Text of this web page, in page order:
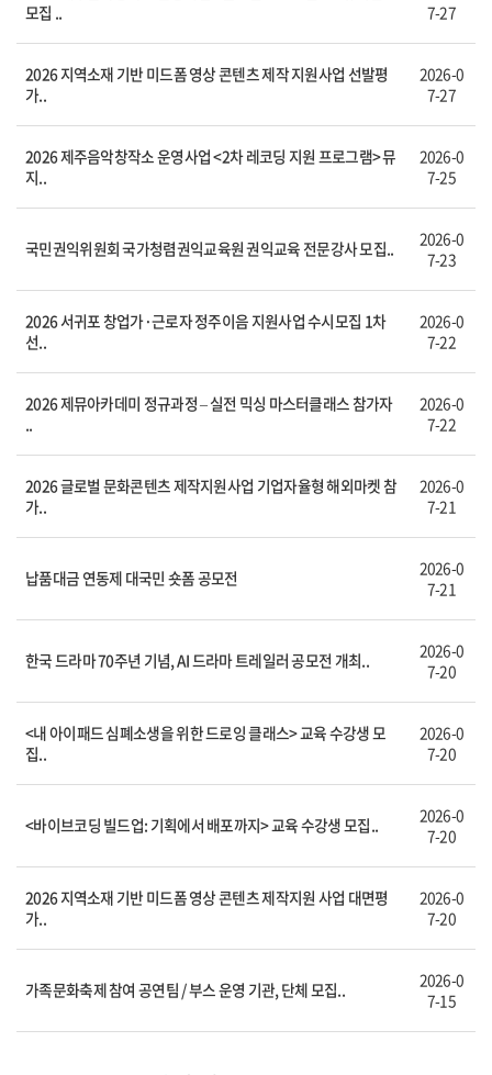
모집 ..
7-27
2026 지역소재 기반 미드폼 영상 콘텐츠 제작 지원사업 선발평
가..
2026-0
7-27
2026 제주음악창작소 운영사업 <2차 레코딩 지원 프로그램> 뮤
지..
2026-0
7-25
국민권익위원회 국가청렴권익교육원 권익교육 전문강사 모집..
2026-0
7-23
2026 서귀포 창업가·근로자 정주이음 지원사업 수시모집 1차
선..
2026-0
7-22
2026 제뮤아카데미 정규과정 – 실전 믹싱 마스터클래스 참가자
..
2026-0
7-22
2026 글로벌 문화콘텐츠 제작지원사업 기업자율형 해외마켓 참
가..
2026-0
7-21
납품대금 연동제 대국민 숏폼 공모전
2026-0
7-21
한국 드라마 70주년 기념, AI 드라마 트레일러 공모전 개최..
2026-0
7-20
<내 아이패드 심폐소생을 위한 드로잉 클래스> 교육 수강생 모
집..
2026-0
7-20
<바이브코딩 빌드업: 기획에서 배포까지> 교육 수강생 모집..
2026-0
7-20
2026 지역소재 기반 미드폼 영상 콘텐츠 제작지원 사업 대면평
가..
2026-0
7-20
가족문화축제 참여 공연팀 / 부스 운영 기관, 단체 모집..
2026-0
7-15